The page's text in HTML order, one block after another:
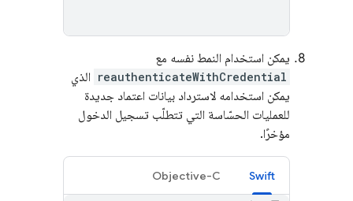
يمكن استخدام النمط نفسه مع
reauthenticateWithCredential الذي
يمكن استخدامه لاسترداد بيانات اعتماد جديدة
للعمليات الحسّاسة التي تتطلّب تسجيل الدخول
مؤخرًا.
Swift
Objective-C